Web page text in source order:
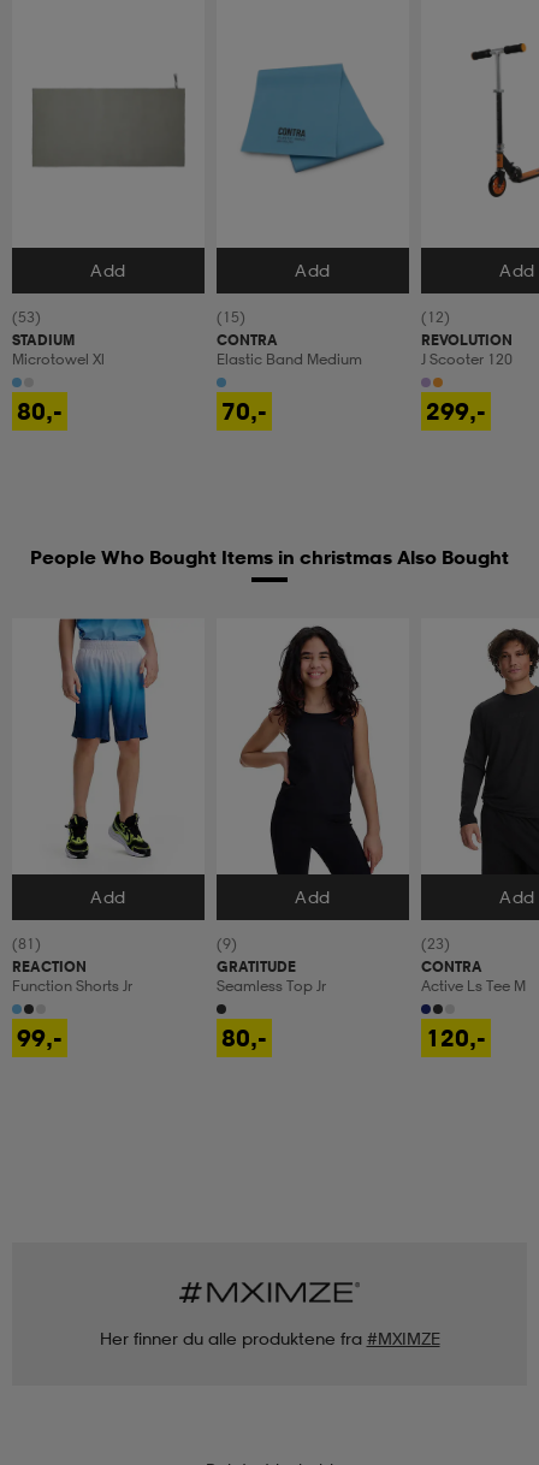
Velg størrelse
Add
(53)
STADIUM
Microtowel Xl
80,-
Velg størrelse
Add
(15)
CONTRA
Elastic Band Medium
70,-
Velg Add
(12)
REVOLUTION
J Scooter 120
299,-
People Who Bought Items in christmas Also Bought
Velg størrelse
Add
(81)
REACTION
Function Shorts Jr
99,-
Velg størrelse
Add
(9)
GRATITUDE
Seamless Top Jr
80,-
Velg Add
(23)
CONTRA
Active Ls Tee M
120,-
Her finner du alle produktene fra #MXIMZE